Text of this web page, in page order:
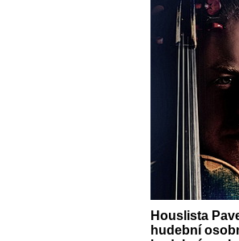
Houslista
hudební